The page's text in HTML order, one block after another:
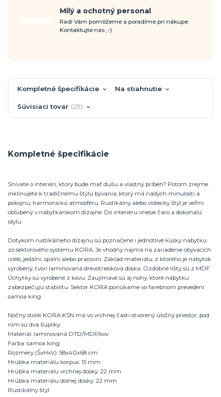
Milý a ochotný personal
Radi Vám pomôžeme a poradíme pri nákupe.
Kontaktujte nás ;-)
Kompletné špecifikácie Na stiahnutie
Súvisiaci tovar 29
Kompletné špecifikácie
Snívate o interiéri, ktorý bude mať dušu a vlastný príbeh? Potom zrejme
inklinujete k tradičnému štýlu bývania, ktorý má nádych minulosti a
pokojnú, harmonickú atmosféru. Rustikálny alebo vidiecky štýl je veľmi
obľúbený v nábytkárskom dizajne. Do interiéru vnesie čaro a dokonalú
idylu.
Dotykom rustikálneho dizajnu sú poznačené i jednotlivé kúsky nábytku
zo sektorového systému KORA. Je vhodný najmä na zariadenie obývacích
izieb, jedální, spální alebo pracovní. Základ materiálu, z ktorého je nábytok
vyrobený, tvorí laminovaná drevotriesková doska. Ozdobné lišty sú z MDF.
Úchytky sú vyrobené z kovu. Zaujímavé sú aj nohy, ktoré nábytku
zabezpečujú stabilitu. Sektor KORA ponúkame vo farebnom prevedení
samoa king.
Nočný stolík KORA KSN má vo vrchnej časti otvorený úložný priestor, pod
ním sú dva šuplíky.
Materiál: laminovaná DTD/MDF/kov
Farba: samoa king
Rozmery (ŠxHxV): 58x40x68 cm
Hrúbka materiálu korpus: 15 mm
Hrúbka materiálu vrchnej dosky: 22 mm
Hrúbka materiálu dolnej dosky: 22 mm
Rustikálny štýl